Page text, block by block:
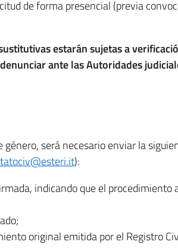
de forma presencial (previa
estarán sujetas a
ante las Autoridades
será necesario enviar la
):
indicando que el procedimiento
original emitida por el Registro